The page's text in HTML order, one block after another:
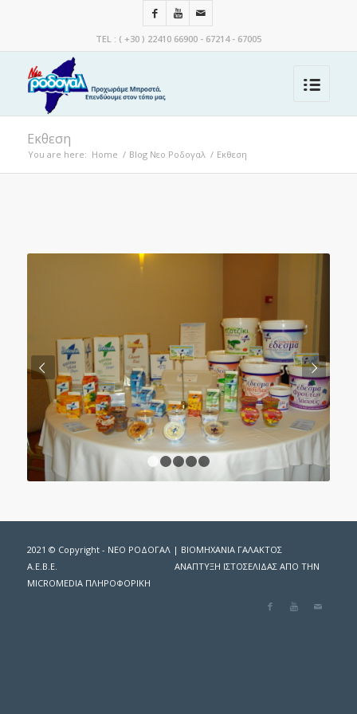
TEL : ( +30 ) 22410 66900 - 67214 - 67005
Εκθεση
You are here: Home / Blog Νεο Ροδογαλ / Εκθεση
Next
3 4 5
2021 © Copyright - ΝΕΟ ΡΟΔΟΓΑΛ | ΒΙΟΜΗΧΑΝΙΑ ΓΑΛΑΚΤΟΣ
Α.Ε.Β.Ε.
ΑΝΑΠΤΥΞΗ ΙΣΤΟΣΕΛΙΔΑΣ ΑΠΟ ΤΗΝ
MICROMEDIA ΠΛΗΡΟΦΟΡΙΚΗ